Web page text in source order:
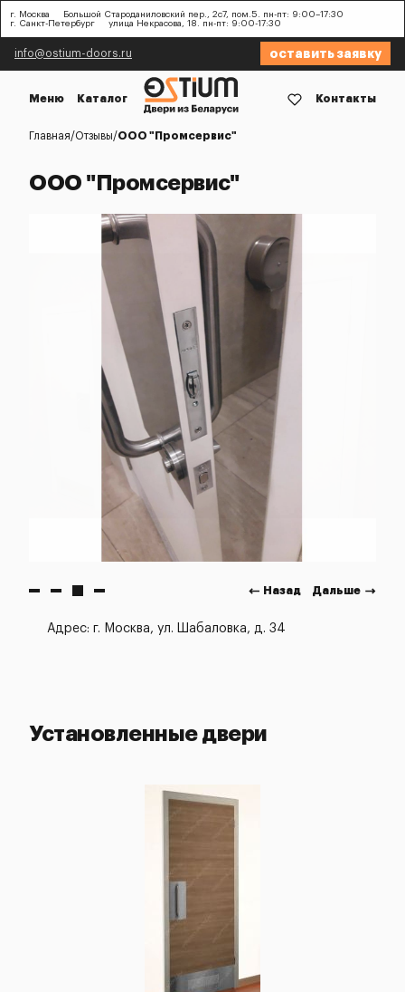
г. Москва
Большой Староданиловский пер., 2с7, пом.5. пн-пт: 9:00–17:30
г. Санкт-Петербург
улица Некрасова, 18. пн-пт: 9:00-17:30
info@ostium-doors.ru оставить заявку
Меню Каталог Контакты
Главная Отзывы ООО "Промсервис"
ООО "Промсервис"
Назад Дальше
Адрес: г. Москва, ул. Шабаловка, д. 34
Установленные двери